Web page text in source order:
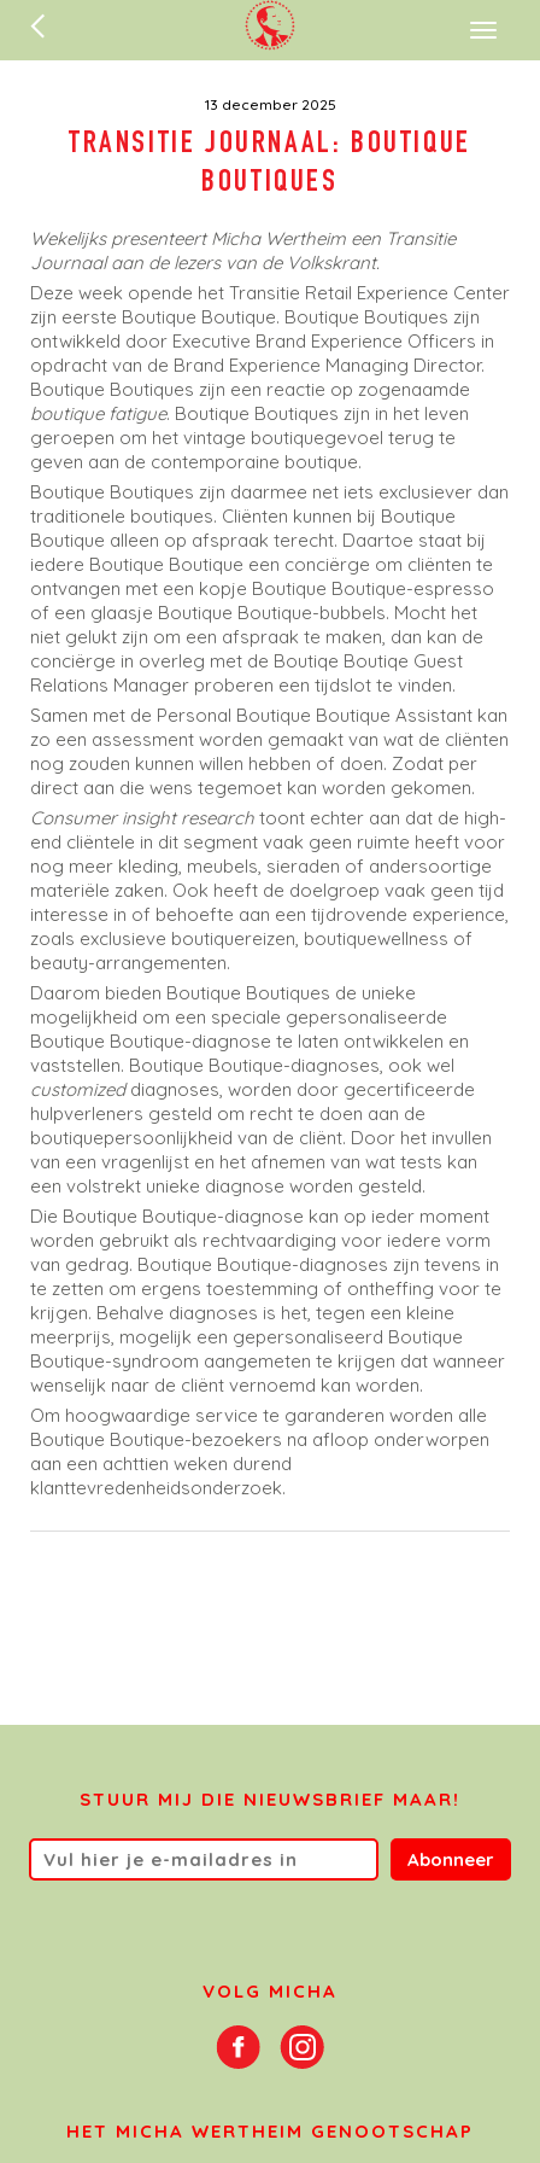
Toggle
13 december 2025
TRANSITIE JOURNAAL: BOUTIQUE
BOUTIQUES
Wekelijks presenteert Micha Wertheim een Transitie
Journaal aan de lezers van de Volkskrant.
Deze week opende het Transitie Retail Experience Center
zijn eerste Boutique Boutique. Boutique Boutiques zijn
ontwikkeld door Executive Brand Experience Officers in
opdracht van de Brand Experience Managing Director.
Boutique Boutiques zijn een reactie op zogenaamde
boutique fatigue. Boutique Boutiques zijn in het leven
geroepen om het vintage boutiquegevoel terug te
geven aan de contemporaine boutique.
Boutique Boutiques zijn daarmee net iets exclusiever dan
traditionele boutiques. Cliënten kunnen bij Boutique
Boutique alleen op afspraak terecht. Daartoe staat bij
iedere Boutique Boutique een conciërge om cliënten te
ontvangen met een kopje Boutique Boutique-espresso
of een glaasje Boutique Boutique-bubbels. Mocht het
niet gelukt zijn om een afspraak te maken, dan kan de
conciërge in overleg met de Boutiqe Boutiqe Guest
Relations Manager proberen een tijdslot te vinden.
Samen met de Personal Boutique Boutique Assistant kan
zo een assessment worden gemaakt van wat de cliënten
nog zouden kunnen willen hebben of doen. Zodat per
direct aan die wens tegemoet kan worden gekomen.
Consumer insight research toont echter aan dat de high-
end cliëntele in dit segment vaak geen ruimte heeft voor
nog meer kleding, meubels, sieraden of andersoortige
materiële zaken. Ook heeft de doelgroep vaak geen tijd
interesse in of behoefte aan een tijdrovende experience,
zoals exclusieve boutiquereizen, boutiquewellness of
beauty-arrangementen.
Daarom bieden Boutique Boutiques de unieke
mogelijkheid om een speciale gepersonaliseerde
Boutique Boutique-diagnose te laten ontwikkelen en
vaststellen. Boutique Boutique-diagnoses, ook wel
customizeddiagnoses, worden door gecertificeerde
hulpverleners gesteld om recht te doen aan de
boutiquepersoonlijkheid van de cliënt. Door het invullen
van een vragenlijst en het afnemen van wat tests kan
een volstrekt unieke diagnose worden gesteld.
Die Boutique Boutique-diagnose kan op ieder moment
worden gebruikt als rechtvaardiging voor iedere vorm
van gedrag. Boutique Boutique-diagnoses zijn tevens in
te zetten om ergens toestemming of ontheffing voor te
krijgen. Behalve diagnoses is het, tegen een kleine
meerprijs, mogelijk een gepersonaliseerd Boutique
Boutique-syndroom aangemeten te krijgen dat wanneer
wenselijk naar de cliënt vernoemd kan worden.
Om hoogwaardige service te garanderen worden alle
Boutique Boutique-bezoekers na afloop onderworpen
aan een achttien weken durend
klanttevredenheidsonderzoek.
STUUR MIJ DIE NIEUWSBRIEF MAAR!
Abonneer
VOLG MICHA
HET MICHA WERTHEIM GENOOTSCHAP